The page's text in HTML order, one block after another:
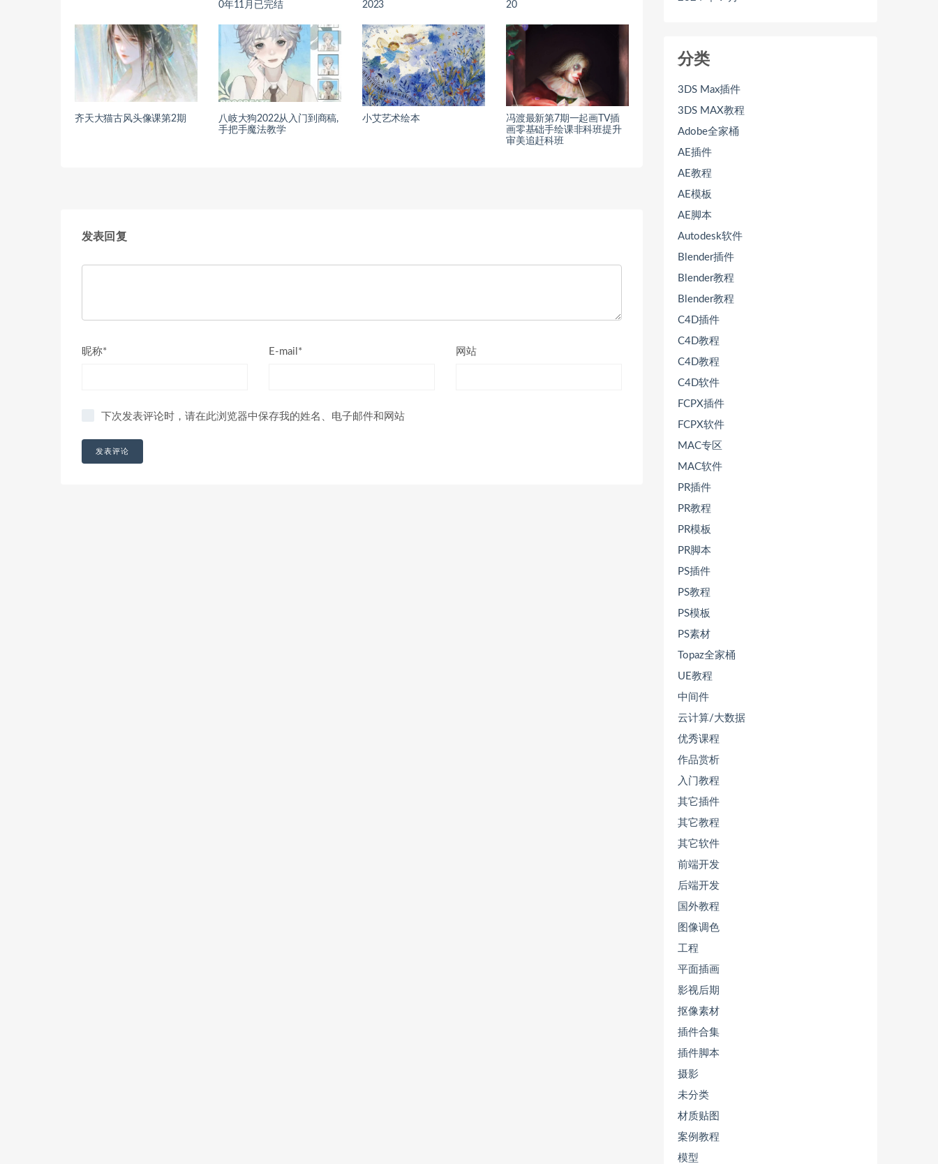
0年11月已完结
2023
20
齐天大猫古风头像课第2期
八岐大狗2022从入门到商稿,
手把手魔法教学
小艾艺术绘本
冯渡最新第7期一起画TV插
画零基础手绘课非科班提升
审美追赶科班
发表回复
昵称* E-mail* 网站
下次发表评论时，请在此浏览器中保存我的姓名、电子邮件和网站
分类
3DS Max插件
3DS MAX教程
Adobe全家桶
AE插件
AE教程
AE模板
AE脚本
Autodesk软件
Blender插件
Blender教程
Blender教程
C4D插件
C4D教程
C4D教程
C4D软件
FCPX插件
FCPX软件
MAC专区
MAC软件
PR插件
PR教程
PR模板
PR脚本
PS插件
PS教程
PS模板
PS素材
Topaz全家桶
UE教程
中间件
云计算/大数据
优秀课程
作品赏析
入门教程
其它插件
其它教程
其它软件
前端开发
后端开发
国外教程
图像调色
工程
平面插画
影视后期
抠像素材
插件合集
插件脚本
摄影
未分类
材质贴图
案例教程
模型